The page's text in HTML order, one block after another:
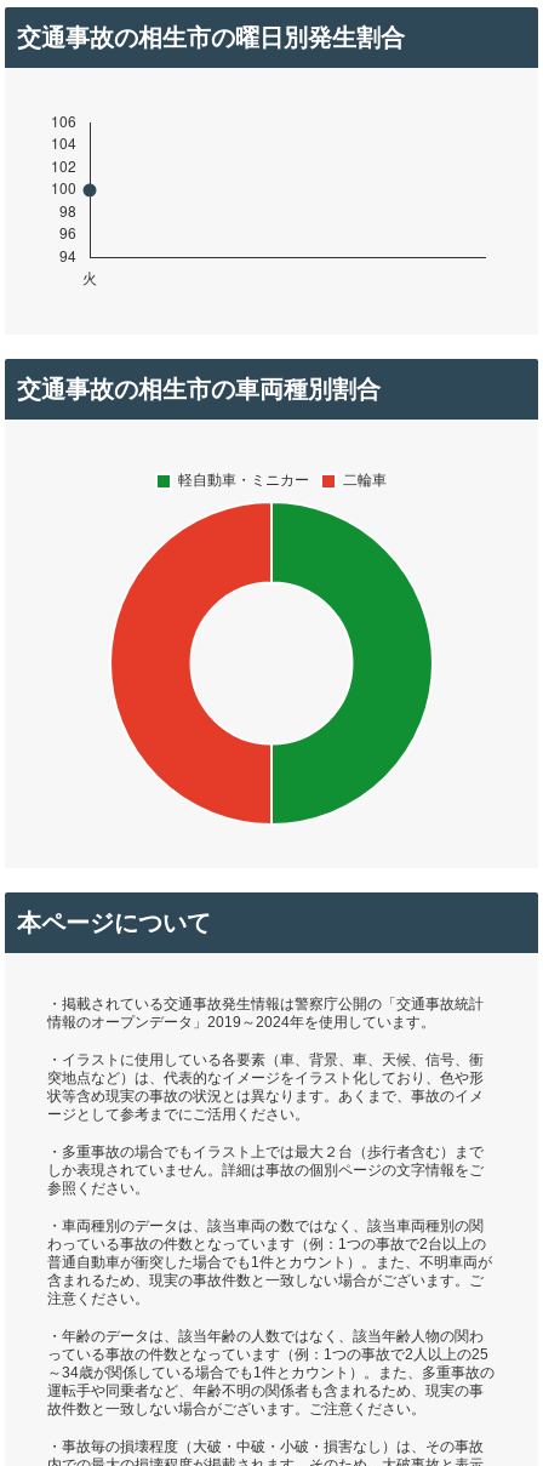
交通事故の相生市の曜日別発生割合
交通事故の相生市の車両種別割合
本ページについて
・掲載されている交通事故発生情報は警察庁公開の「交通事故統計
情報のオープンデータ」2019～2024年を使用しています。
・イラストに使用している各要素（車、背景、車、天候、信号、衝
突地点など）は、代表的なイメージをイラスト化しており、色や形
状等含め現実の事故の状況とは異なります。あくまで、事故のイメ
ージとして参考までにご活用ください。
・多重事故の場合でもイラスト上では最大２台（歩行者含む）まで
しか表現されていません。詳細は事故の個別ページの文字情報をご
参照ください。
・車両種別のデータは、該当車両の数ではなく、該当車両種別の関
わっている事故の件数となっています（例：1つの事故で2台以上の
普通自動車が衝突した場合でも1件とカウント）。また、不明車両が
含まれるため、現実の事故件数と一致しない場合がございます。ご
注意ください。
・年齢のデータは、該当年齢の人数ではなく、該当年齢人物の関わ
っている事故の件数となっています（例：1つの事故で2人以上の25
～34歳が関係している場合でも1件とカウント）。また、多重事故の
運転手や同乗者など、年齢不明の関係者も含まれるため、現実の事
故件数と一致しない場合がございます。ご注意ください。
・事故毎の損壊程度（大破・中破・小破・損害なし）は、その事故